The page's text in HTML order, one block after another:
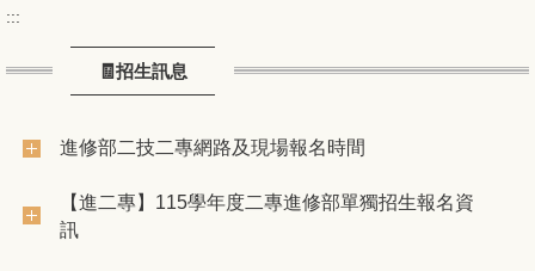
:::
🧾招生訊息
進修部二技二專網路及現場報名時間
【進二專】115學年度二專進修部單獨招生報名資
訊